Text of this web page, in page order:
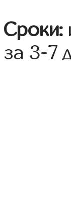
Сроки:
за 3-7